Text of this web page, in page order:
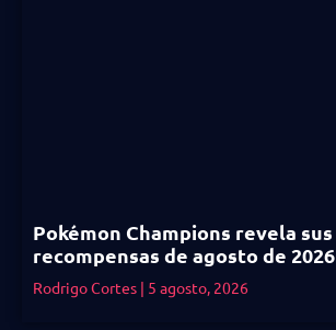
Pokémon Champions revela sus
recompensas de agosto de 2026
Rodrigo Cortes 5 agosto, 2026